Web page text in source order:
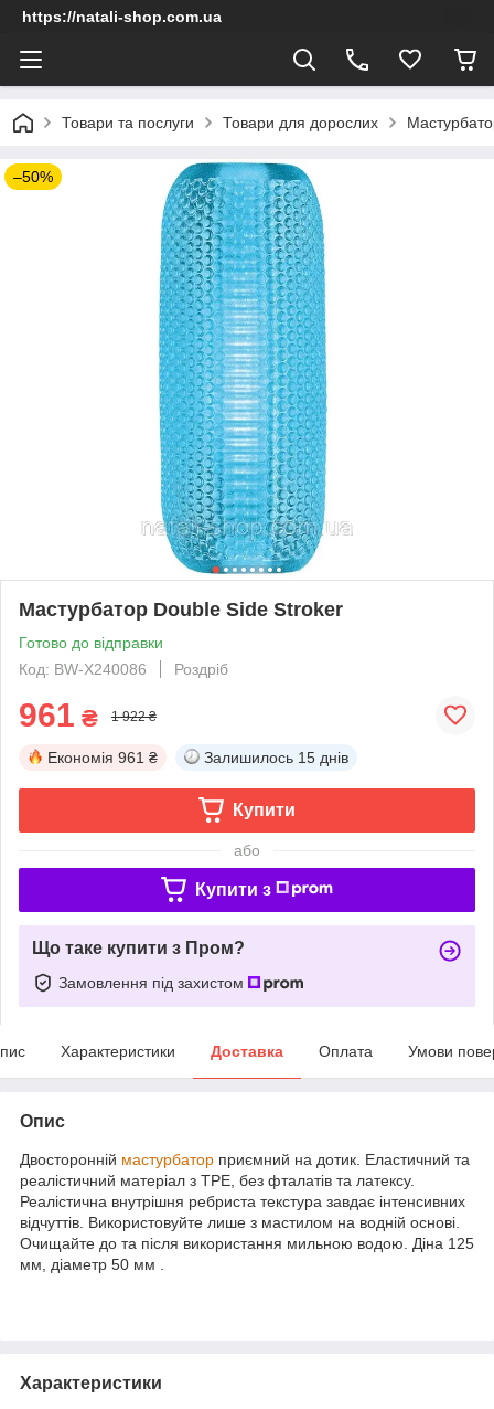
https://natali-shop.com.ua
Товари та послуги Товари для дорослих
–50%
Мастурбатор Double Side Stroker
Готово до відправки
Код: BW-X240086
Роздріб
961 ₴ 1 922 ₴
Економія 961 ₴ Залишилось 15 днів
Купити
або
Купити з
Що таке купити з Пром?
Замовлення під захистом
Характеристики Доставка Оплата Умови
Опис
Двосторонній мастурбатор приємний на дотик. Еластичний та
реалістичний матеріал з TPE, без фталатів та латексу.
Реалістична внутрішня ребриста текстура завдає інтенсивних
відчуттів. Використовуйте лише з мастилом на водній основі.
Очищайте до та після використання мильною водою. Діна 125
мм, діаметр 50 мм
Характеристики